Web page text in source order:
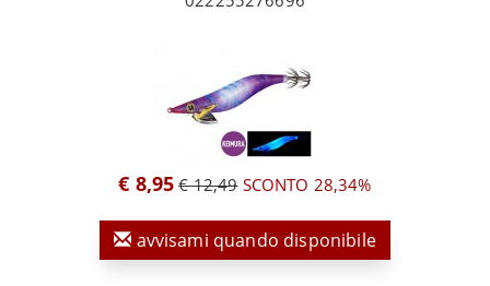
€ 8,95 € 12,49SCONTO 28,34%
avvisami quando disponibile